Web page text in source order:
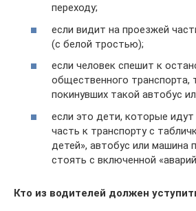
переходу;
если видит на проезжей
(с белой тростью);
если человек спешит к
общественного транспорта,
покинувших такой автобус
если это дети, которые
часть к транспорту с
детей», автобус или машина
стоять с включенной
Кто из водителей должен